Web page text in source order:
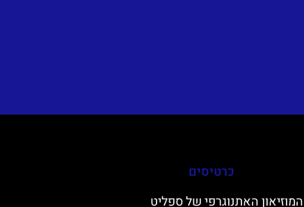
כרטיסים
המוזיאון האתנוגרפי של ספליט